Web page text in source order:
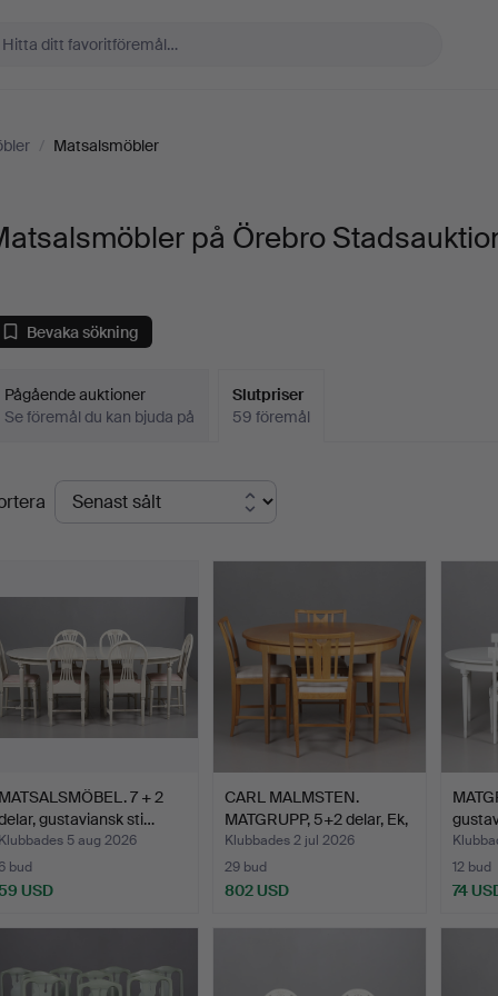
/ Matsalsmöbler
på Örebro
Bevaka sökning
Pågående auktioner
Se föremål du kan bjuda på
Slutpriser
59 föremål
Slutpriser
MATSALSMÖBEL. 7 + 2
gustaviansk sti…
Klubbades 5 aug 2026
bud
59 USD
CARL MALMSTEN.
MATGRUPP, 5+2 delar, Ek,
"H…
Klubbades 2 jul 2026
29 bud
802 USD
12 bud
74